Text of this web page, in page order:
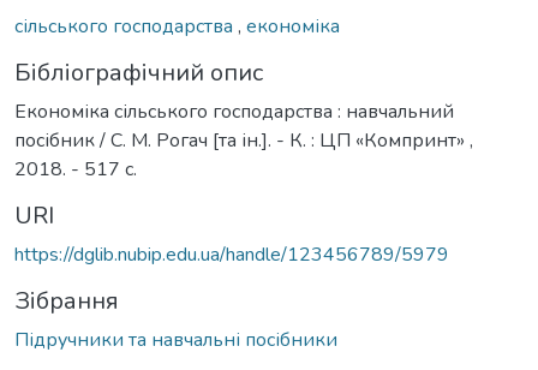
сільського господарства , економіка
Бібліографічний опис
Економіка сільського господарства : навчальний
посібник / С. М. Рогач [та ін.]. - К. : ЦП «Компринт» ,
2018. - 517 с.
URI
https://dglib.nubip.edu.ua/handle/123456789/5979
Зібрання
Підручники та навчальні посібники